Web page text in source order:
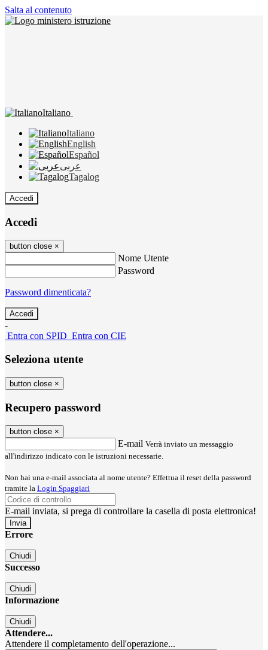
Salta al contenuto
Italiano
Italiano
English
Español
عربى
Tagalog
Accedi
Accedi
button close ×
Nome Utente
Password
Password dimenticata?
-
Entra con SPID Entra con CIE
Seleziona utente
button close ×
Recupero password
button close ×
E-mail Verrà inviato un messaggio
all'indirizzo indicato con le istruzioni necessarie.
Non hai una e-mail associata al nome utente? Effettua il reset della password
tramite la Login Spaggiari
E-mail inviata, si prega di controllare la casella di posta elettronica!
Errore
Chiudi
Successo
Chiudi
Informazione
Chiudi
Attendere...
Attendere il completamento dell'operazione...